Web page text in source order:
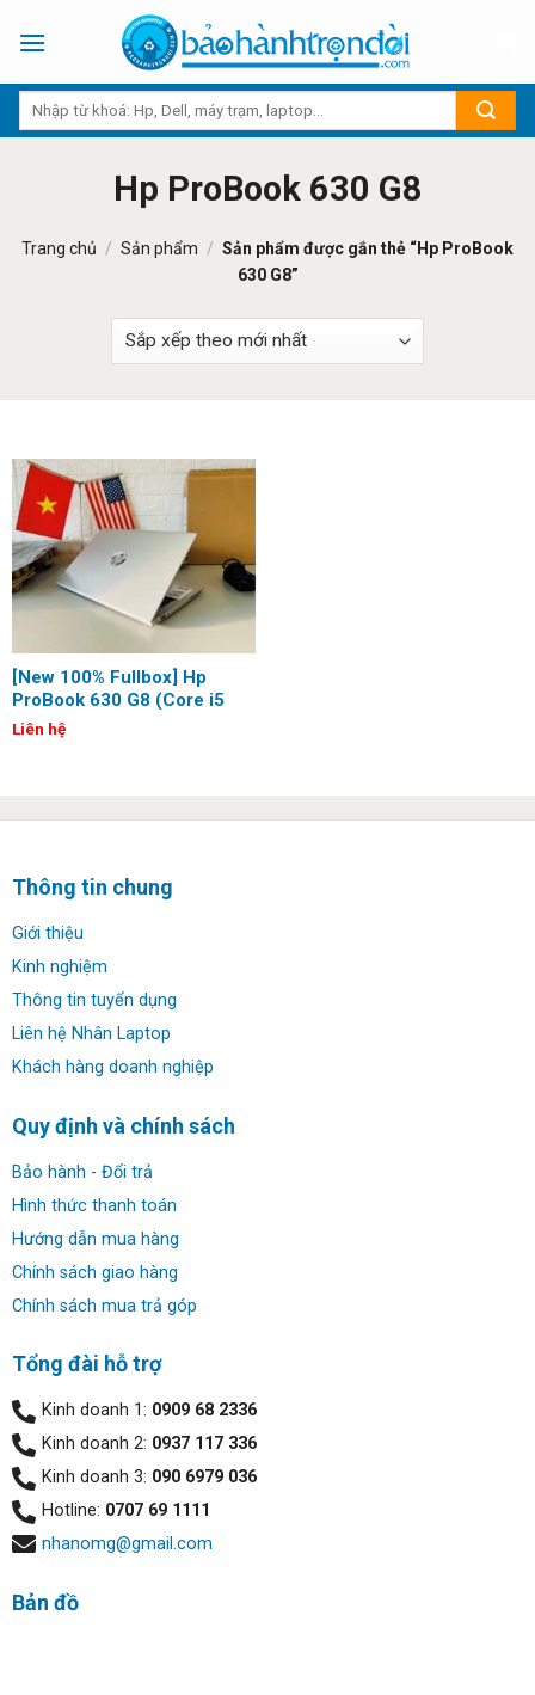
Hp ProBook 630 G8
Trang chủ / Sản phẩm / Sản phẩm được gắn thẻ “Hp ProBook
630 G8”
[New 100% Fullbox] Hp
ProBook 630 G8 (Core i5
1145G7, 16G, 512G, 13.3
Liên hệ
Thông tin chung
Giới thiệu
Kinh nghiệm
Thông tin tuyển dụng
Liên hệ Nhân Laptop
Khách hàng doanh nghiệp
Quy định và chính sách
Bảo hành - Đổi trả
Hình thức thanh toán
Hướng dẫn mua hàng
Chính sách giao hàng
Chính sách mua trả góp
Tổng đài hỗ trợ
Kinh doanh 1: 0909 68 2336
Kinh doanh 2: 0937 117 336
Kinh doanh 3: 090 6979 036
Hotline: 0707 69 1111
nhanomg@gmail.com
Bản đồ